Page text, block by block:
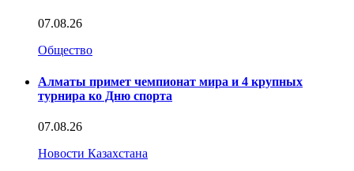
07.08.26
Общество
Алматы примет чемпионат мира и 4 крупных
турнира ко Дню спорта
07.08.26
Новости Казахстана